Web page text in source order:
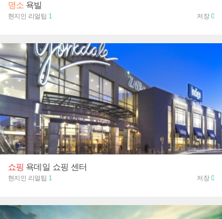
명소 욕빌
현지인 리얼팁 1 저장 0
쇼핑 욕데일 쇼핑 센터
현지인 리얼팁 1 저장 0